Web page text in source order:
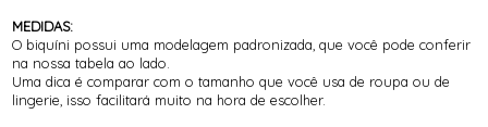
MEDIDAS:
O biquíni possui uma modelagem padronizada, que você pode conferir
na nossa tabela ao lado.
Uma dica é comparar com o tamanho que você usa de roupa ou de
lingerie, isso facilitará muito na hora de escolher.